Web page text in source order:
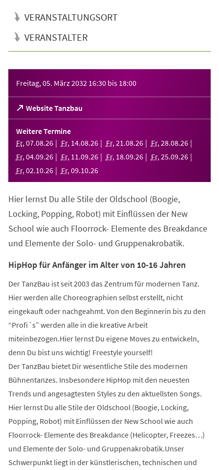
VERANSTALTUNGSORT
VERANSTALTER
Freitag, 05. März 2032 16:30 bis 18:00
Website Tanzbau
(Öffnet
in
einem
neuen
Tab)
Weitere Termine
Fr, 07.08.26 Fr, 14.08.26 Fr, 21 .08.26 Fr, 28.08.26
Fr, 04.09.26 Fr, 11 .09.26 Fr, 18.09.26 Fr, 25.09.26
Fr, 02.10.26 Fr, 09.10.26
Hier lernst Du alle Stile der Oldschool (Boogie,
Locking, Popping, Robot) mit Einflüssen der New
School wie auch Floorrock- Elemente des Breakdance
und Elemente der Solo- und Gruppenakrobatik.
HipHop für Anfänger im Alter von 10-16 Jahren
Der TanzBau ist seit 2003 das Zentrum für modernen Tanz.
Hier werden alle Choreographien selbst erstellt, nicht
eingekauft oder nachgeahmt. Von den Beginnerin bis zu den
“Profi´s” werden alle in die kreative Arbeit
miteinbezogen.Hier lernst Du eigene Moves zu entwickeln,
denn Du bist uns wichtig! Freestyle yourself!
Der TanzBau bietet Dir wesentliche Stile des modernen
Bühnentanzes. Insbesondere HipHop mit den neuesten
Trends und angesagtesten Styles zu den aktuellsten Songs.
Hier lernst Du alle Stile der Oldschool (Boogie, Locking,
Popping, Robot) mit Einflüssen der New School wie auch
Floorrock- Elemente des Breakdance (Helicopter, Freezes…)
und Elemente der Solo- und Gruppenakrobatik.Unser
Schwerpunkt liegt in der künstlerischen, technischen und